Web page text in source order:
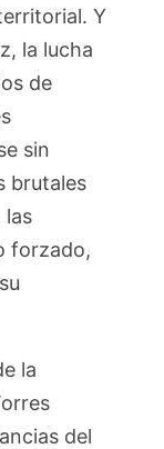
Y
la lucha
de
sin
brutales
las
forzado,
la
del